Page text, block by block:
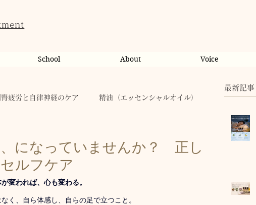
School About Voice
腎疲労と自律神経のケア 精油（エッセンシャルオイル）
こと tae Therapist School
になっていませんか？ 正し
ルフケア
変われば、心も変わる。
く、自ら体感し、自らの足で立つこと。
最新記事